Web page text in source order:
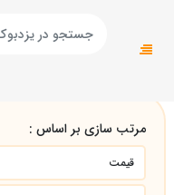
صفحه اصلی
مرتب سازی بر اساس :